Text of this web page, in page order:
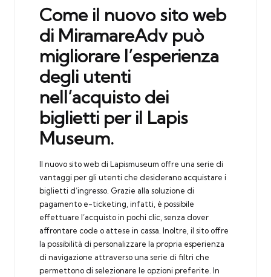
Come il nuovo sito web
di MiramareAdv può
migliorare l’esperienza
degli utenti
nell’acquisto dei
biglietti per il Lapis
Museum.
Il nuovo sito web di Lapismuseum offre una serie di
vantaggi per gli utenti che desiderano acquistare i
biglietti d’ingresso. Grazie alla soluzione di
pagamento e-ticketing, infatti, è possibile
effettuare l’acquisto in pochi clic, senza dover
affrontare code o attese in cassa. Inoltre, il sito offre
la possibilità di personalizzare la propria esperienza
di navigazione attraverso una serie di filtri che
permettono di selezionare le opzioni preferite. In